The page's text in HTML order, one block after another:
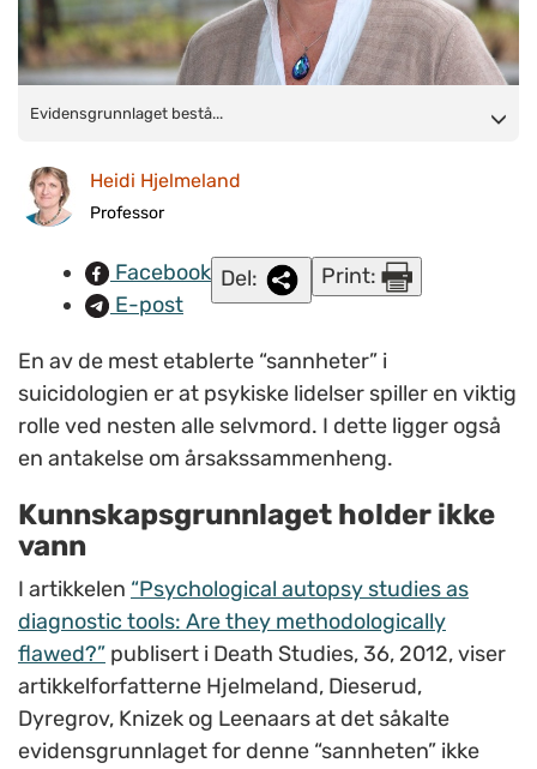
Evidensgrunnlaget består hovedsakelig av psykologiske
avdøde etter å ha intervjuet et par etterlatte, ofte mange år
etter selvmordet, skriver Heidi Hjelmeland. FOTO: Roald Lund
Evidensgrunnlaget bestå...
Heidi Hjelmeland
Professor
Facebook
E-post
Del: Print:
En av de mest etablerte “sannheter” i
suicidologien er at psykiske lidelser spiller en viktig
rolle ved nesten alle selvmord. I dette ligger også
en antakelse om årsakssammenheng.
Kunnskapsgrunnlaget holder ikke
vann
I artikkelen “Psychological autopsy studies as
diagnostic tools: Are they methodologically
flawed?” publisert i Death Studies, 36, 2012, viser
artikkelforfatterne Hjelmeland, Dieserud,
Dyregrov, Knizek og Leenaars at det såkalte
evidensgrunnlaget for denne “sannheten” ikke